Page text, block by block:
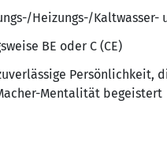
Heizungs-/Kaltwasser-
BE oder C (CE)
Persönlichkeit,
Mentalität begeistert